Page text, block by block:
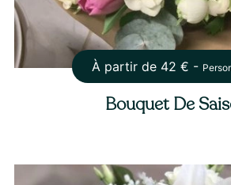
À partir de 42 € -
Bouquet De